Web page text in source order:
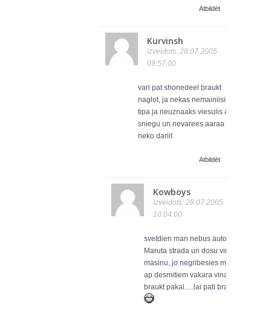
Atbildēt
Kurvinsh
Izveidots: 28.07.2005
09:57:00
vari pat shonedeel braukt
naglot, ja nekas nemainiisies.
tipa ja neuznaaks viesulis ar
sniegu un nevarees aaraa
neko dariit
Atbildēt
Kowboys
Izveidots: 28.07.2005
10:04:00
svetdien man nebus auto, jo
Maruta strada un dosu vinai
masinu, jo negribesies man
ap desmitiem vakara vinai
braukt pakal.....lai pati brauc...